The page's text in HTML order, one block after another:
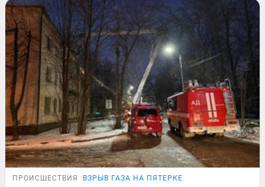
ПРОИСШЕСТВИЯ ВЗРЫВ ГАЗА НА ПЯТЕРКЕ